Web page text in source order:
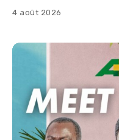
4 août 2026